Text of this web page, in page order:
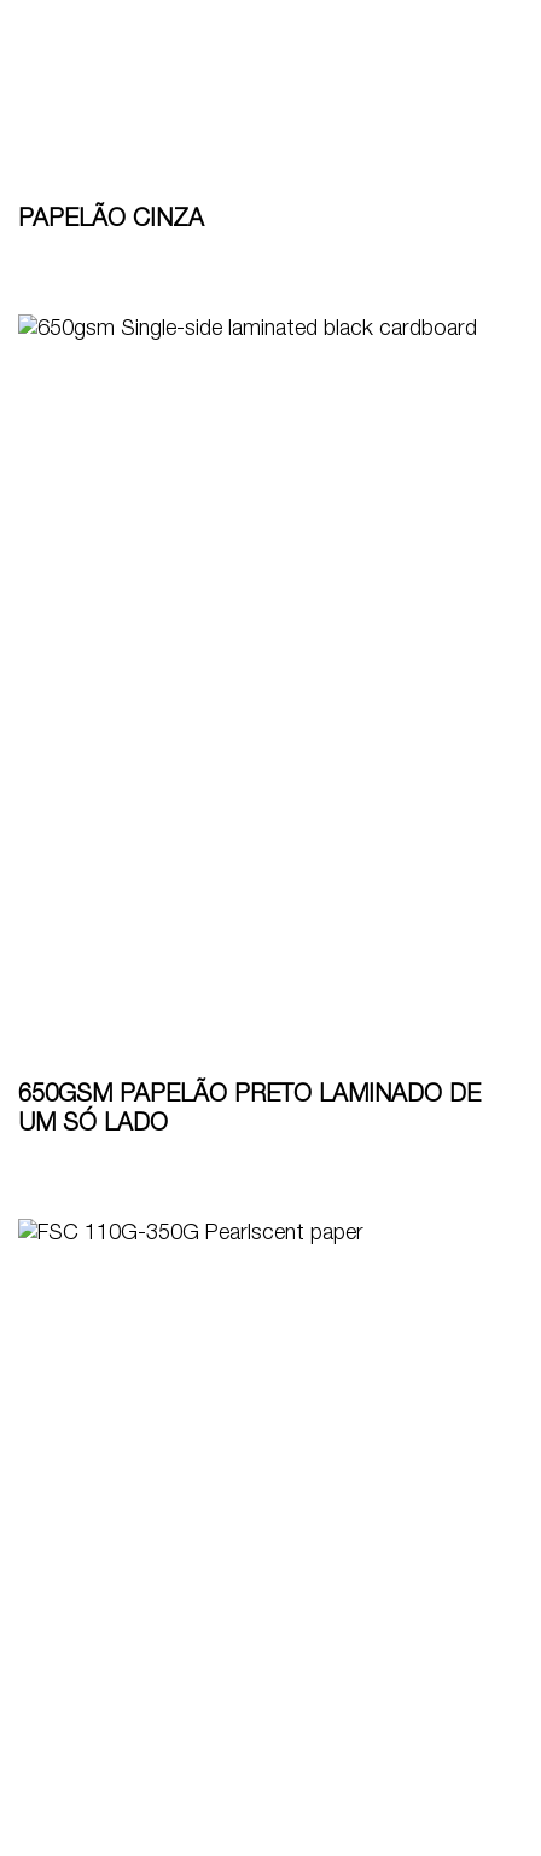
PAPELÃO CINZA
650GSM PAPELÃO PRETO LAMINADO DE
UM SÓ LADO